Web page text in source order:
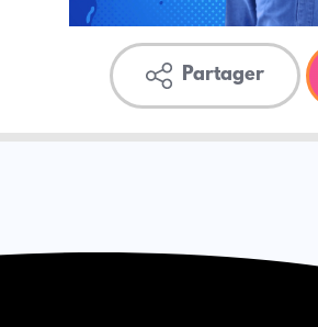
Partager